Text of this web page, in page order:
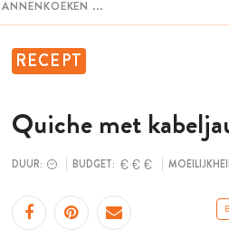
RECEPT
Quiche met
DUUR: BUDGET: